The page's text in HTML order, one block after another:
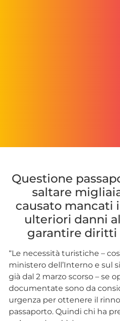
Questione
saltare
causato mancati
ulteriori danni
garantire
“Le necessità turistiche –
ministero dell’Interno e sul
già dal 2 marzo scorso – se
documentate sono da
urgenza per ottenere il
passaporto. Quindi chi ha